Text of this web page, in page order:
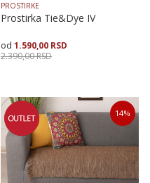
PROSTIRKE
Prostirka Tie&Dye IV
1.590,00 RSD
2.390,00RSD
Veličina
70X200
Dodaj u korpu
14%